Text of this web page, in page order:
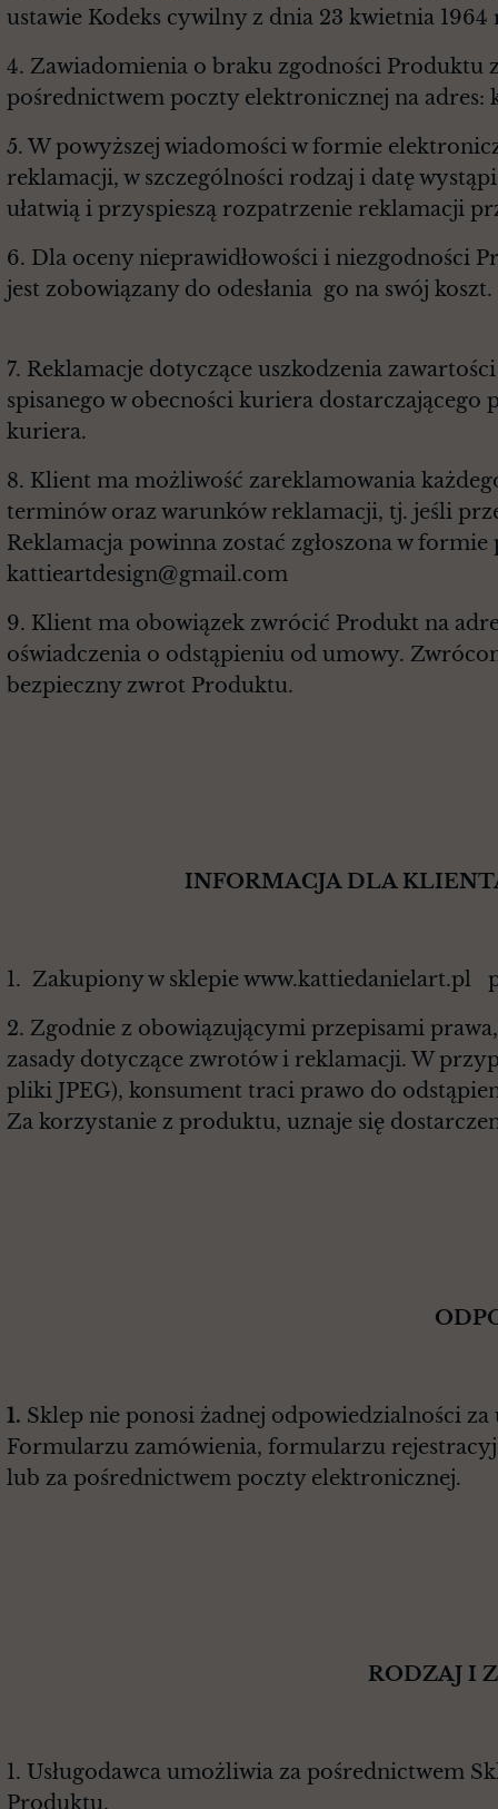
ustawie Kodeks cywilny z dnia 23 kwietnia 1964
4. Zawiadomienia o braku zgodności Produktu
pośrednictwem poczty elektronicznej na adres:
5. W powyższej wiadomości w formie
reklamacji, w szczególności rodzaj i datę
ułatwią i przyspieszą rozpatrzenie reklamacji
6. Dla oceny nieprawidłowości i niezgodności
jest zobowiązany do odesłania go na swój koszt.
7. Reklamacje dotyczące uszkodzenia
spisanego w obecności kuriera
kuriera.
8. Klient ma możliwość zareklamowania
terminów oraz warunków reklamacji, tj. jeśli
Reklamacja powinna zostać zgłoszona w
kattieartdesign@gmail.com
9. Klient ma obowiązek zwrócić Produkt na
oświadczenia o odstąpieniu od umowy.
bezpieczny zwrot Produktu.
INFORMACJA DLA KLIENTA O
1. Zakupiony w sklepie www.kattiedanielart.pl
2. Zgodnie z obowiązującymi przepisami
zasady dotyczące zwrotów i reklamacji. W
pliki JPEG), konsument traci prawo do
Za korzystanie z produktu, uznaje się
1. Sklep nie ponosi żadnej odpowiedzialności
Formularzu zamówienia, formularzu
lub za pośrednictwem poczty elektronicznej.
RODZAJ I ZAKRES
1. Usługodawca umożliwia za pośrednictwem
Produktu.